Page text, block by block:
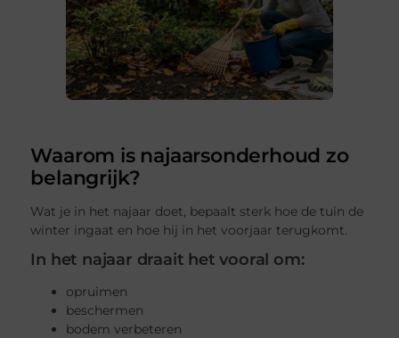
Waarom is najaarsonderhoud zo
belangrijk?
Wat je in het najaar doet, bepaalt sterk hoe de tuin de
winter ingaat en hoe hij in het voorjaar terugkomt.
In het najaar draait het vooral om:
opruimen
beschermen
bodem verbeteren